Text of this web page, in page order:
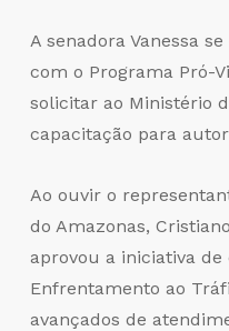
A senadora Vanessa
com o Programa Pró-
solicitar ao Ministério
capacitação para
Ao ouvir o
do Amazonas,
aprovou a iniciativa
Enfrentamento ao
avançados de